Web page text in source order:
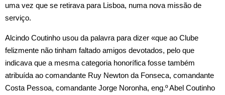
uma vez que se retirava para Lisboa, numa nova missão de
serviço.
Alcindo Coutinho usou da palavra para dizer «que ao Clube
felizmente não tinham faltado amigos devotados, pelo que
indicava que a mesma categoria honorífica fosse também
atribuída ao comandante Ruy Newton da Fonseca, comandante
Costa Pessoa, comandante Jorge Noronha, eng.º Abel Coutinho